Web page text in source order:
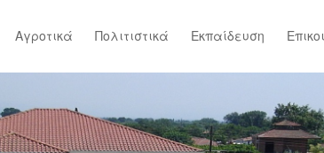
Αγροτικά Πολιτιστικά Εκπαίδευση